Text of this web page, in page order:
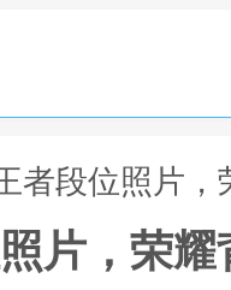
者段位照片
片，荣